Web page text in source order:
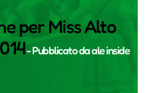
per Miss Alto
- Pubblicato daale inside